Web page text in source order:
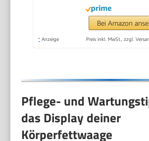
Bluetooth
Baby und
Bei Amazon
* Anzeige Preis inkl. MwSt., zzgl.
Pflege- und
das Display deiner
Körperfettwaage